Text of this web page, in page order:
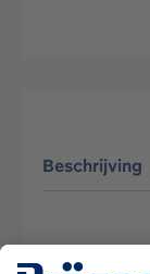
Beschrijving